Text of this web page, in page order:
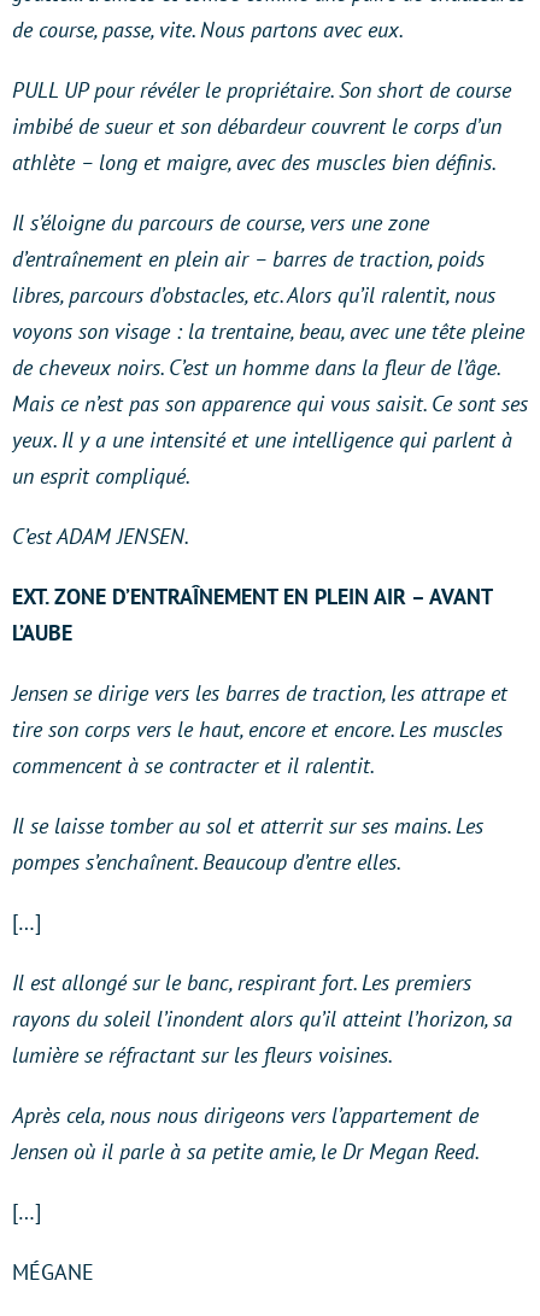
de course, passe, vite. Nous partons avec eux.
PULL UP pour révéler le propriétaire. Son short de course
imbibé de sueur et son débardeur couvrent le corps d’un
athlète – long et maigre, avec des muscles bien définis.
Il s’éloigne du parcours de course, vers une zone
d’entraînement en plein air – barres de traction, poids
libres, parcours d’obstacles, etc. Alors qu’il ralentit, nous
voyons son visage : la trentaine, beau, avec une tête pleine
de cheveux noirs. C’est un homme dans la fleur de l’âge.
Mais ce n’est pas son apparence qui vous saisit. Ce sont ses
yeux. Il y a une intensité et une intelligence qui parlent à
un esprit compliqué.
C’est ADAM JENSEN.
EXT. ZONE D’ENTRAÎNEMENT EN PLEIN AIR – AVANT
L’AUBE
Jensen se dirige vers les barres de traction, les attrape et
tire son corps vers le haut, encore et encore. Les muscles
commencent à se contracter et il ralentit.
Il se laisse tomber au sol et atterrit sur ses mains. Les
pompes s’enchaînent. Beaucoup d’entre elles.
[…]
Il est allongé sur le banc, respirant fort. Les premiers
rayons du soleil l’inondent alors qu’il atteint l’horizon, sa
lumière se réfractant sur les fleurs voisines.
Après cela, nous nous dirigeons vers l’appartement de
Jensen où il parle à sa petite amie, le Dr Megan Reed.
[…]
MÉGANE